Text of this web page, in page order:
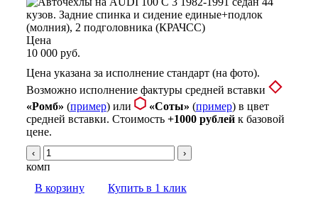
Цена
10 000 руб.
Цена указана за исполнение стандарт (на фото).
Возможно исполнение фактуры средней вставки
«Ромб» (пример) или «Соты» (пример) в цвет
средней вставки. Стоимость +1000 рублейк базовой
цене.
‹ ›
комп
В корзину
Купить в 1 клик